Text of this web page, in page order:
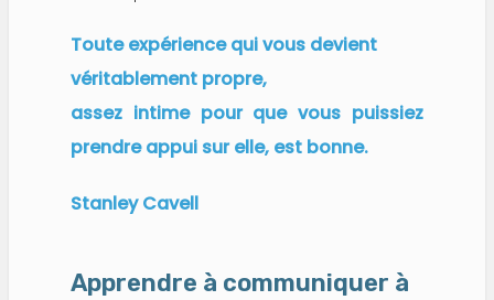
Toute expérience qui vous devient
véritablement propre,
assez intime pour que vous puissiez
prendre appui sur elle, est bonne.
Stanley Cavell
Apprendre à communiquer à